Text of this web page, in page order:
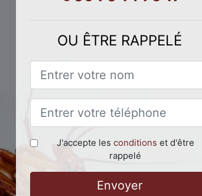
OU ÊTRE RAPPELÉ
J'accepte les conditions et d'être
rappelé
Envoyer